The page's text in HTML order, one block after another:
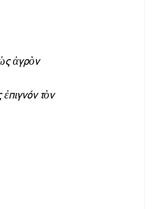
ἀγρὸν
τὸν